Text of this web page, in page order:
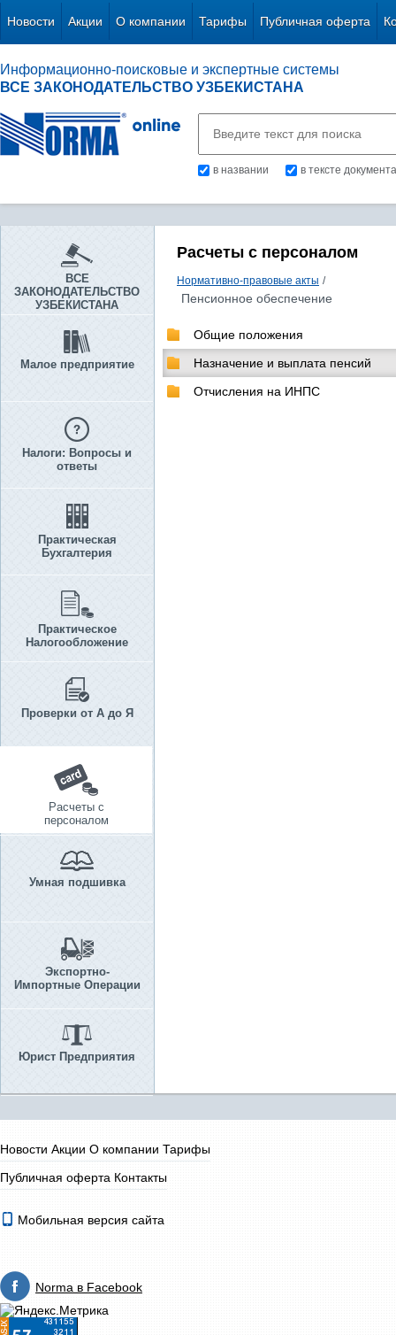
Новости Акции О компании Тарифы Публичная оферта
Информационно-поисковые и экспертные системы
ВСЕ ЗАКОНОДАТЕЛЬСТВО УЗБЕКИСТАНА
в названии в тексте документа
ВСЕ
ЗАКОНОДАТЕЛЬСТВО
УЗБЕКИСТАНА
Малое предприятие
Налоги: Вопросы и
ответы
Практическая
Бухгалтерия
Практическое
Налогообложение
Проверки от А до Я
Расчеты с
персоналом
Умная подшивка
Экспортно-
Импортные Операции
Юрист Предприятия
Расчеты с персоналом
Нормативно-правовые акты /
Пенсионное обеспечение
Общие положения
Назначение и выплата пенсий
Отчисления на ИНПС
Новости Акции О компании Тарифы
Публичная оферта Контакты
Мобильная версия сайта
Norma в Facebook